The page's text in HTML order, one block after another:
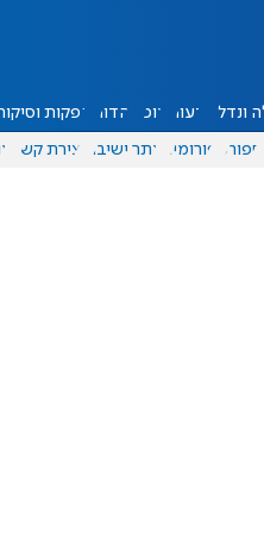
ונדל"ן דעות אוכל יהדות הפקות
ספורט פורומים אתר ישיבה יצירת קשר